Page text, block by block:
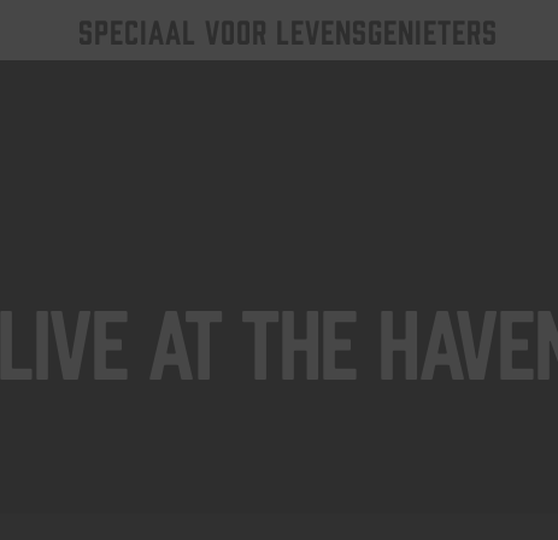
SPECIAAL VOOR LEVENSGENIETERS
Live At The